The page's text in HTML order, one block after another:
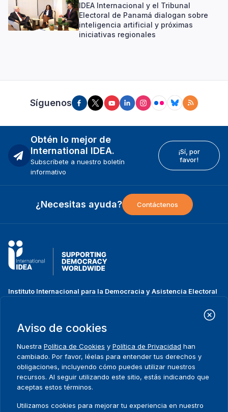
IDEA Internacional y el Tribunal
Electoral de Panamá dialogan sobre
inteligencia artificial y próximas
iniciativas regionales
Síguenos
Obtén lo mejor de
International IDEA.
Subscríbete a nuestro boletín
informativo
¡Sí, por
favor!
¿Necesitas ayuda? Contáctenos
Instituto Internacional para la Democracia y Asistencia Electoral
Strömsborgsbron 1
SE-103 34 Estocolmo
+46 8 698 37 00
Footer
menu
Inicio
Sobre nosotros
Projectos
Aviso de cookies
Nuestra Política de Cookies y Política de Privacidad han
cambiado. Por favor, léelas para entender tus derechos y
obligaciones, incluyendo cómo puedes utilizar nuestros
recursos. Al seguir utilizando este sitio, estás indicando que
aceptas estos términos.
Utilizamos cookies para mejorar tu experiencia en nuestro